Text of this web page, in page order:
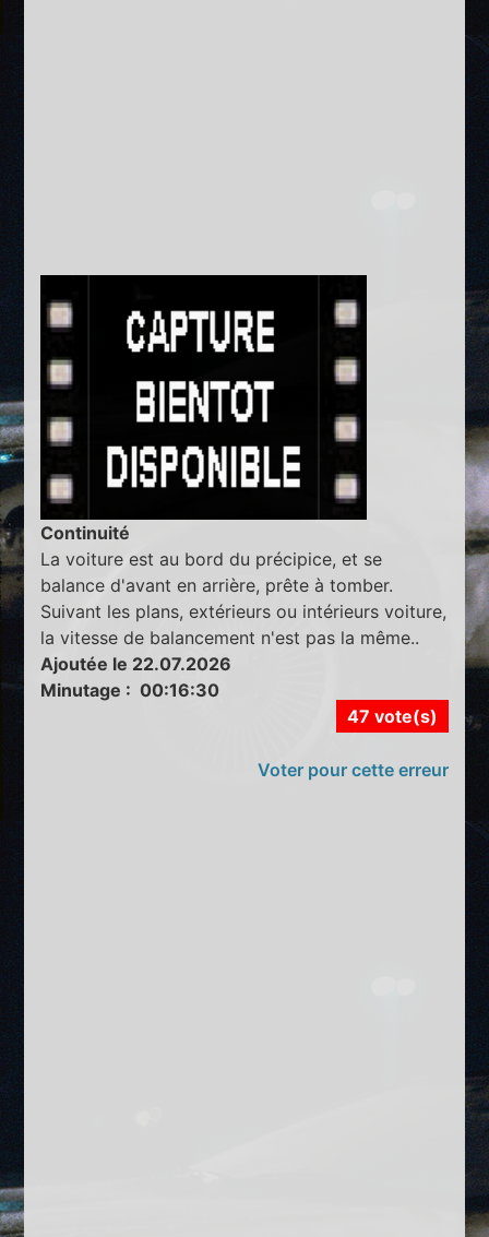
Continuité
La voiture est au bord du précipice, et se
balance d'avant en arrière, prête à tomber.
Suivant les plans, extérieurs ou intérieurs voiture,
la vitesse de balancement n'est pas la même..
Ajoutée le 22.07.2026
Minutage : 00:16:30
47 vote(s)
Voter pour cette erreur